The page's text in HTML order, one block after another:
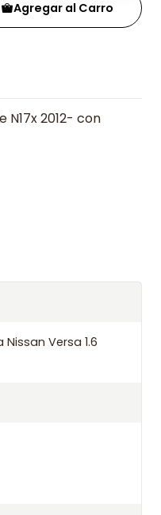
Agregar al Carro
N17x 2012- con
ofreciendo precios
Nissan Versa 1.6